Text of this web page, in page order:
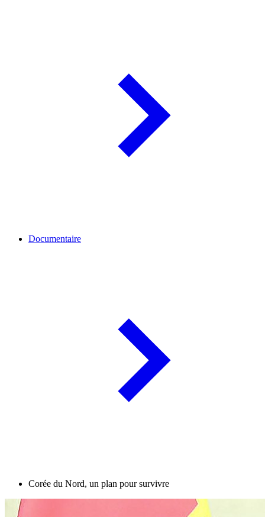
Documentaire
Corée du Nord, un plan pour survivre